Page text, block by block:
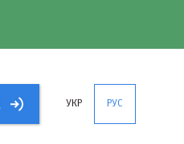
УКР РУС